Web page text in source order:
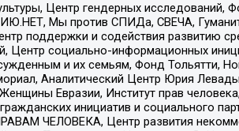
Центр гендерных исследований,
Мы против СПИДа, СВЕЧА,
поддержки и содействия развитию
Центр социально-информационных
и их семьям, Фонд Тольятти,
Аналитический Центр Юрия
Евразии, Институт прав
инициатив и социального
ЧЕЛОВЕКА, Центр развития